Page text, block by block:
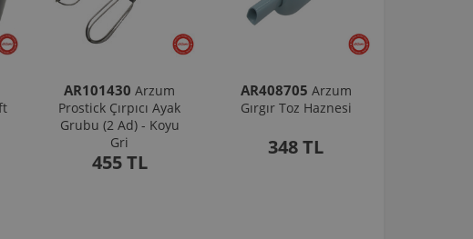
AR101430 Arzum
Prostick Çırpıcı Ayak
Grubu (2 Ad) - Koyu
Gri
455 TL
AR408705 Arzum
Gırgır Toz Haznesi
348 TL